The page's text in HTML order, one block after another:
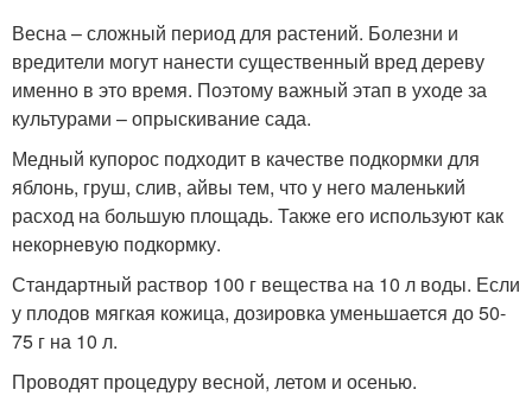
Весна – сложный период для растений. Болезни и
вредители могут нанести существенный вред дереву
именно в это время. Поэтому важный этап в уходе за
культурами – опрыскивание сада.
Медный купорос подходит в качестве подкормки для
яблонь, груш, слив, айвы тем, что у него маленький
расход на большую площадь. Также его используют как
некорневую подкормку.
Стандартный раствор 100 г вещества на 10 л воды. Если
у плодов мягкая кожица, дозировка уменьшается до 50-
75 г на 10 л.
Проводят процедуру весной, летом и осенью.